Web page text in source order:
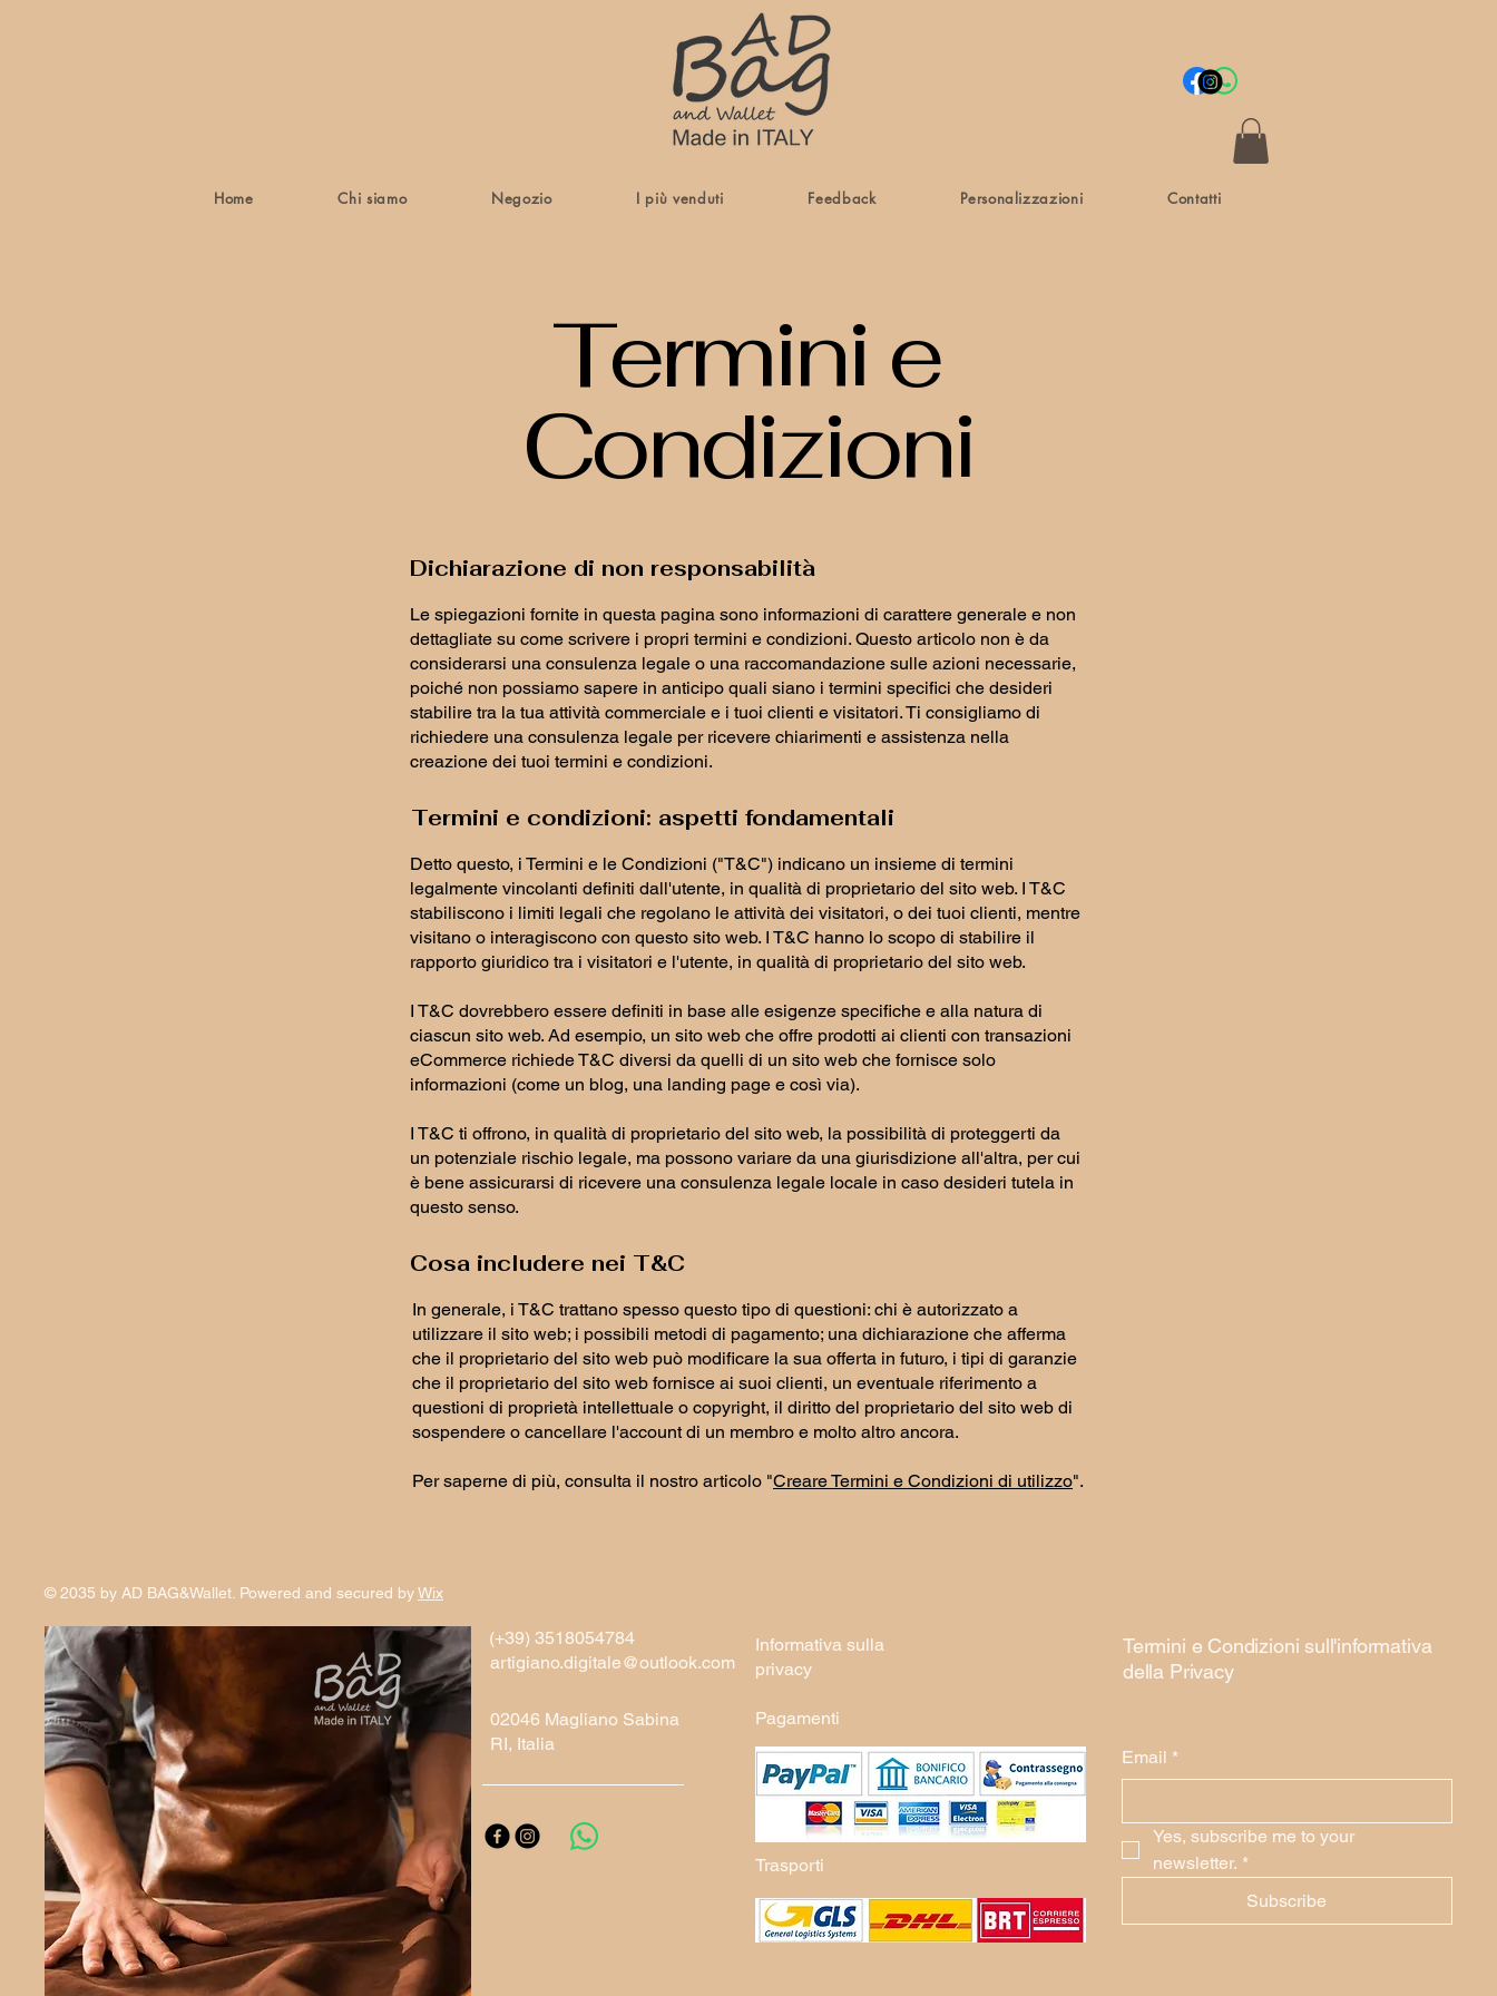
Home Chi siamo Negozio I più venduti Feedback Personalizzazioni Contatti
Termini e
Condizioni
Dichiarazione di non responsabilità
Le spiegazioni fornite in questa pagina sono informazioni di carattere generale e non
dettagliate su come scrivere i propri termini e condizioni. Questo articolo non è da
considerarsi una consulenza legale o una raccomandazione sulle azioni necessarie,
poiché non possiamo sapere in anticipo quali siano i termini specifici che desideri
stabilire tra la tua attività commerciale e i tuoi clienti e visitatori. Ti consigliamo di
richiedere una consulenza legale per ricevere chiarimenti e assistenza nella
creazione dei tuoi termini e condizioni.
Termini e condizioni: aspetti fondamentali
Detto questo, i Termini e le Condizioni ("T&C") indicano un insieme di termini
legalmente vincolanti definiti dall'utente, in qualità di proprietario del sito web. I T&C
stabiliscono i limiti legali che regolano le attività dei visitatori, o dei tuoi clienti, mentre
visitano o interagiscono con questo sito web. I T&C hanno lo scopo di stabilire il
rapporto giuridico tra i visitatori e l'utente, in qualità di proprietario del sito web.
I T&C dovrebbero essere definiti in base alle esigenze specifiche e alla natura di
ciascun sito web. Ad esempio, un sito web che offre prodotti ai clienti con transazioni
eCommerce richiede T&C diversi da quelli di un sito web che fornisce solo
informazioni (come un blog, una landing page e così via).
I T&C ti offrono, in qualità di proprietario del sito web, la possibilità di proteggerti da
un potenziale rischio legale, ma possono variare da una giurisdizione all'altra, per cui
è bene assicurarsi di ricevere una consulenza legale locale in caso desideri tutela in
questo senso.
Cosa includere nei T&C
In generale, i T&C trattano spesso questo tipo di questioni: chi è autorizzato a
utilizzare il sito web; i possibili metodi di pagamento; una dichiarazione che afferma
che il proprietario del sito web può modificare la sua offerta in futuro, i tipi di garanzie
che il proprietario del sito web fornisce ai suoi clienti, un eventuale riferimento a
questioni di proprietà intellettuale o copyright, il diritto del proprietario del sito web di
sospendere o cancellare l'account di un membro e molto altro ancora.
Per saperne di più, consulta il nostro articolo "Creare Termini e Condizioni di utilizzo".
© 2035 by AD BAG&Wallet. Powered and secured byWix
(+39) 3518054784
artigiano.digitale@outlook.com
02046 Magliano Sabina
RI, Italia
Informativa sulla
privacy
Pagamenti
Trasporti
Termini e Condizioni sull'informativa
della Privacy
Email *
Yes, subscribe me to your
newsletter. *
Subscribe